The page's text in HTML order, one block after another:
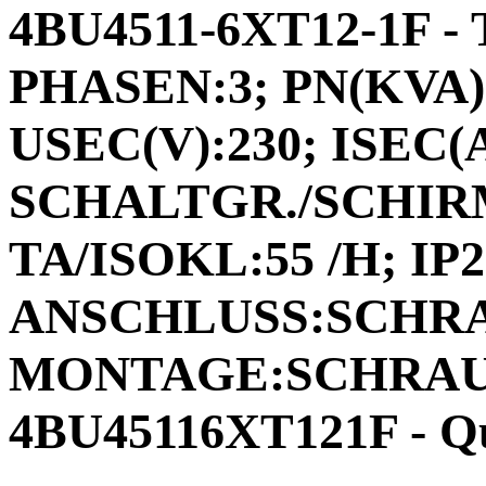
4BU4511-6XT12-1F
PHASEN:3;
USEC(V):230;
SCHALTGR./
TA/ISOKL:55 /H;
4BU45116XT121F -